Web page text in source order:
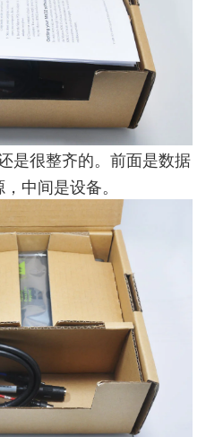
是很整齐的。前面是数据
中间是设备。